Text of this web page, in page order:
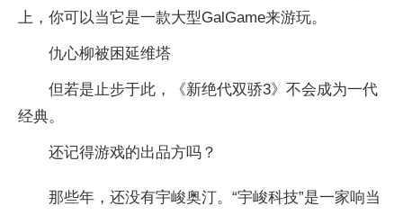
上，你可以当它是一款大型GalGame来游玩。
仇心柳被困延维塔
但若是止步于此，《新绝代双骄3》不会成为一代
经典。
还记得游戏的出品方吗？
那些年，还没有宇峻奥汀。“宇峻科技”是一家响当